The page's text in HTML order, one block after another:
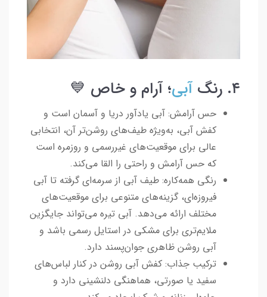
۴. رنگ آبی؛ آرام و خاص 💙
حس آرامش: آبی یادآور دریا و آسمان است و
کفش آبی، به‌ویژه طیف‌های روشن‌تر آن، انتخابی
عالی برای موقعیت‌های غیررسمی و روزمره است
که حس آرامش و راحتی را القا می‌کند.
رنگی همه‌کاره: طیف آبی از سرمه‌ای گرفته تا آبی
فیروزه‌ای، گزینه‌های متنوعی برای موقعیت‌های
مختلف ارائه می‌دهد. آبی تیره می‌تواند جایگزین
ملایم‌تری برای مشکی در استایل رسمی باشد و
آبی روشن ظاهری جوان‌پسند دارد.
ترکیب جذاب: کفش آبی روشن در کنار لباس‌های
سفید یا صورتی، هماهنگی دلنشینی دارد و